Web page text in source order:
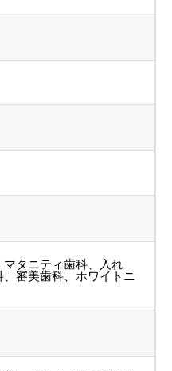
タニティ歯科、入れ
審美歯科、ホワイトニ